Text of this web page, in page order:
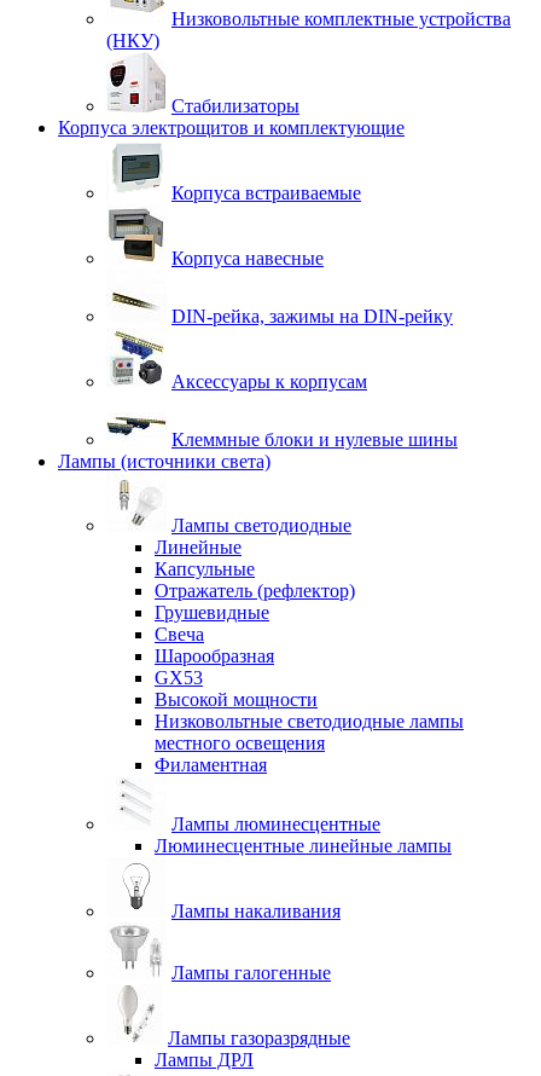
Низковольтные комплектные устройства
(НКУ)
Стабилизаторы
Корпуса электрощитов и комплектующие
Корпуса встраиваемые
Корпуса навесные
DIN-рейка, зажимы на DIN-рейку
Аксессуары к корпусам
Клеммные блоки и нулевые шины
Лампы (источники света)
Лампы светодиодные
Линейные
Капсульные
Отражатель (рефлектор)
Грушевидные
Свеча
Шарообразная
GX53
Высокой мощности
Низковольтные светодиодные лампы
местного освещения
Филаментная
Лампы люминесцентные
Люминесцентные линейные лампы
Лампы накаливания
Лампы галогенные
Лампы газоразрядные
Лампы ДРЛ